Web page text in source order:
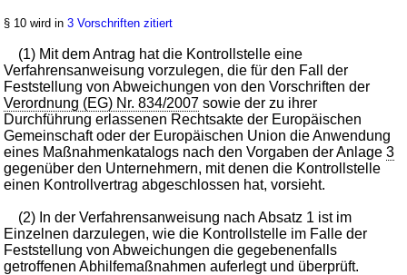
§ 10 wird in3 Vorschriften zitiert
(1) Mit dem Antrag hat die Kontrollstelle eine
Verfahrensanweisung vorzulegen, die für den Fall der
Feststellung von Abweichungen von den Vorschriften der
Verordnung (EG) Nr. 834/2007 sowie der zu ihrer
Durchführung erlassenen Rechtsakte der Europäischen
Gemeinschaft oder der Europäischen Union die Anwendung
eines Maßnahmenkatalogs nach den Vorgaben der Anlage3
gegenüber den Unternehmern, mit denen die Kontrollstelle
einen Kontrollvertrag abgeschlossen hat, vorsieht.
(2) In der Verfahrensanweisung nach Absatz 1 ist im
Einzelnen darzulegen, wie die Kontrollstelle im Falle der
Feststellung von Abweichungen die gegebenenfalls
getroffenen Abhilfemaßnahmen auferlegt und überprüft.